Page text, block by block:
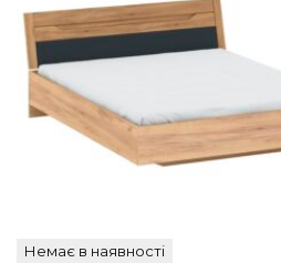
Немає в наявності